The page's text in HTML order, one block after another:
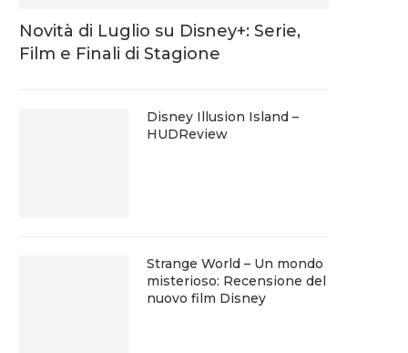
Novità di Luglio su Disney+: Serie,
Film e Finali di Stagione
Disney Illusion Island –
HUDReview
Strange World – Un mondo
misterioso: Recensione del
nuovo film Disney